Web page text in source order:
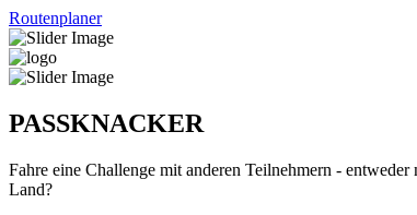
Routenplaner
PASSKNACKER
Fahre eine Challenge mit anderen Teilnehmern -
Land?